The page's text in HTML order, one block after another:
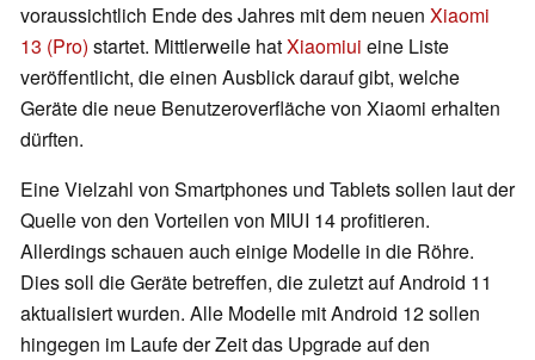
voraussichtlich Ende des Jahres mit dem neuen Xiaomi
13 (Pro) startet. Mittlerweile hatXiaomiui eine Liste
veröffentlicht, die einen Ausblick darauf gibt, welche
Geräte die neue Benutzeroverfläche von Xiaomi erhalten
dürften.
Eine Vielzahl von Smartphones und Tablets sollen laut der
Quelle von den Vorteilen von MIUI 14 profitieren.
Allerdings schauen auch einige Modelle in die Röhre.
Dies soll die Geräte betreffen, die zuletzt auf Android 11
aktualisiert wurden. Alle Modelle mit Android 12 sollen
hingegen im Laufe der Zeit das Upgrade auf den